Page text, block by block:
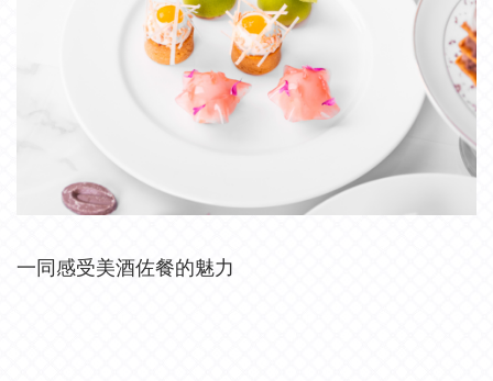
一同感受美酒佐餐的魅力